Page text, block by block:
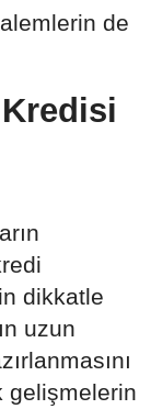
de
dikkatle
uzun
gelişmelerin